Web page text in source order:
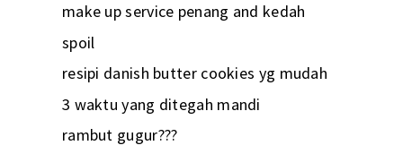
make up service penang and kedah
spoil
resipi danish butter cookies yg mudah
3 waktu yang ditegah mandi
rambut gugur???